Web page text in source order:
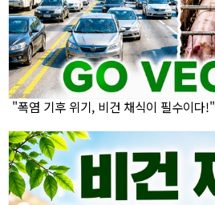
"폭염 기후 위기, 비건 채식이 필수이다!"